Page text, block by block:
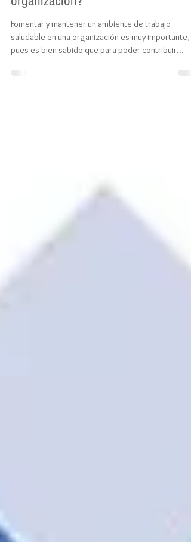
trabajo saludable en tu
organización?
Fomentar y mantener un ambiente de trabajo